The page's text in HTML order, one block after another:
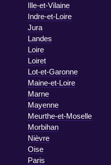
Ille-et-Vilaine
Indre-et-Loire
Jura
Landes
Loire
Loiret
Lot-et-Garonne
Maine-et-Loire
Marne
Mayenne
Meurthe-et-Moselle
Morbihan
Nièvre
Oise
Paris